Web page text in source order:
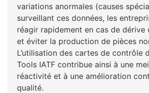
variations anormales (causes
surveillant ces données, les
réagir rapidement en cas de dérive
et éviter la production de pièces
L’utilisation des cartes de contrôle
Tools IATF contribue ainsi à une
réactivité et à une amélioration
qualité.